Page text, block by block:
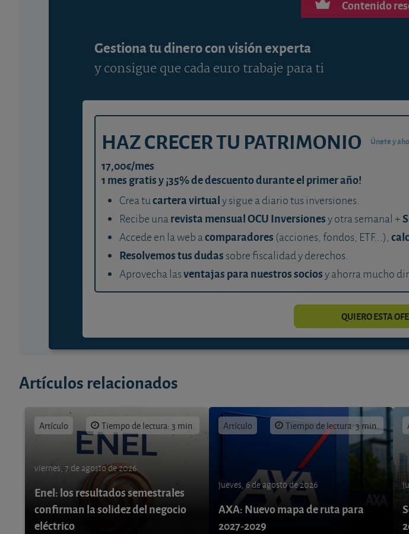
Contenido
Gestiona tu dinero con visión experta
y consigue que cada euro trabaje para ti
HAZ CRECER TU PATRIMONIO Únete y
17,00€/mes
1 mes gratis y ¡35% de descuento durante el primer año!
Crea tucartera virtualy sigue a diario tus inversiones.
Recibe unarevista mensual OCU Inversionesy otra semanal +
Accede en la web acomparadores (acciones, fondos, ETF...),
Resolvemos tus dudas sobre fiscalidad y derechos.
Aprovecha lasventajas para nuestros sociosy ahorra mucho
QUIERO ESTA
Artículos relacionados
Artículo Tiempo de lectura: 3 min.
viernes, 7 de agosto de 2026
Enel: los resultados semestrales
confirman la solidez del negocio
eléctrico
Artículo Tiempo de lectura: 3 min.
jueves, 6 de agosto de 2026
AXA: Nuevo mapa de ruta para
2027-2029